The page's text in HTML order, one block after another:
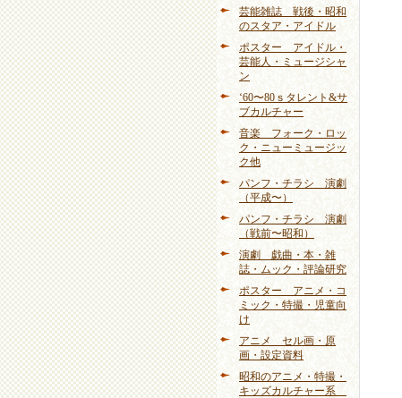
芸能雑誌 戦後・昭和
のスタア・アイドル
ポスター アイドル・
芸能人・ミュージシャ
ン
‘60〜80ｓタレント&サ
ブカルチャー
音楽 フォーク・ロッ
ク・ニューミュージッ
ク他
パンフ・チラシ 演劇
（平成〜）
パンフ・チラシ 演劇
（戦前〜昭和）
演劇 戯曲・本・雑
誌・ムック・評論研究
ポスター アニメ・コ
ミック・特撮・児童向
け
アニメ セル画・原
画・設定資料
昭和のアニメ・特撮・
キッズカルチャー系